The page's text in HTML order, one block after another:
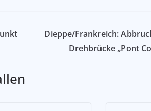
Dieppe/Frankreich:
Drehbrücke „Pont